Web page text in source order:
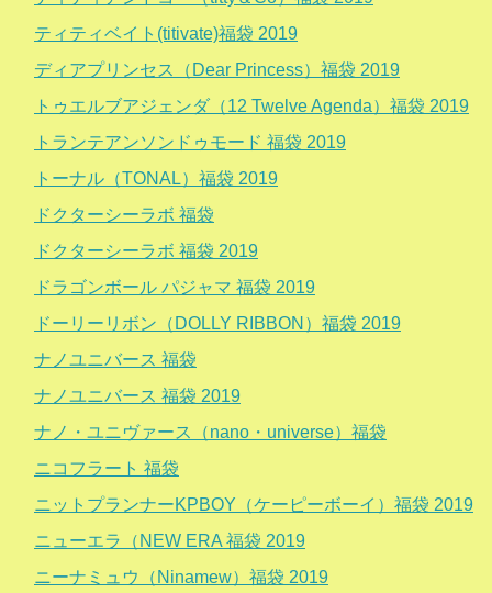
ティティベイト(titivate)福袋 2019
ディアプリンセス（Dear Princess）福袋 2019
トゥエルブアジェンダ（12 Twelve Agenda）福袋 2019
トランテアンソンドゥモード 福袋 2019
トーナル（TONAL）福袋 2019
ドクターシーラボ 福袋
ドクターシーラボ 福袋 2019
ドラゴンボール パジャマ 福袋 2019
ドーリーリボン（DOLLY RIBBON）福袋 2019
ナノユニバース 福袋
ナノユニバース 福袋 2019
ナノ・ユニヴァース（nano・universe）福袋
ニコフラート 福袋
ニットプランナーKPBOY（ケーピーボーイ）福袋 2019
ニューエラ（NEW ERA 福袋 2019
ニーナミュウ（Ninamew）福袋 2019